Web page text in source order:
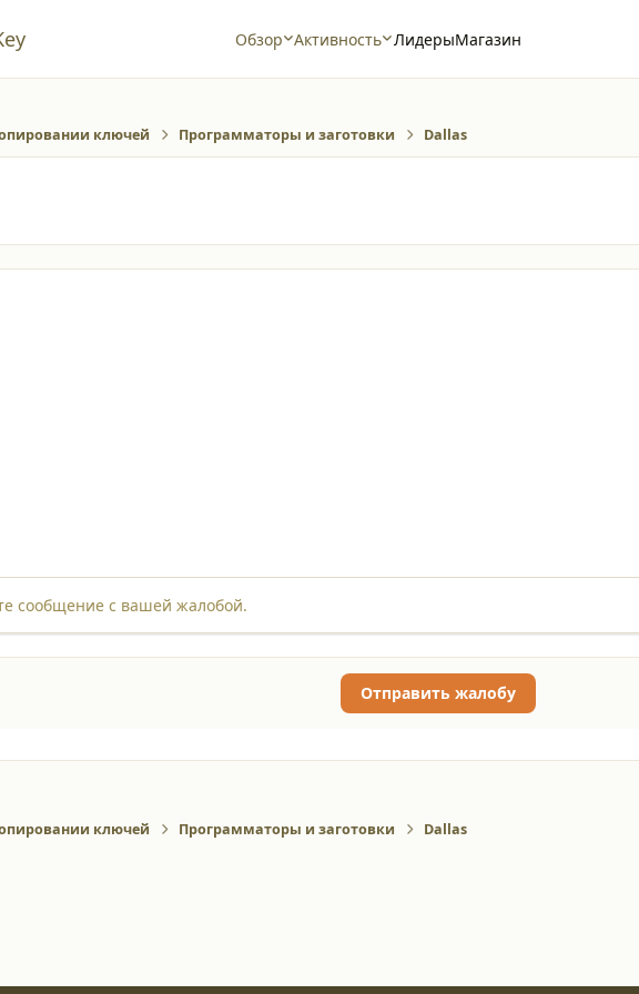
Обзор Активность ЛидерыМагазин
ключей Программаторы и заготовки Dallas
сообщение с вашей жалобой.
Отправить жалобу
ключей Программаторы и заготовки Dallas